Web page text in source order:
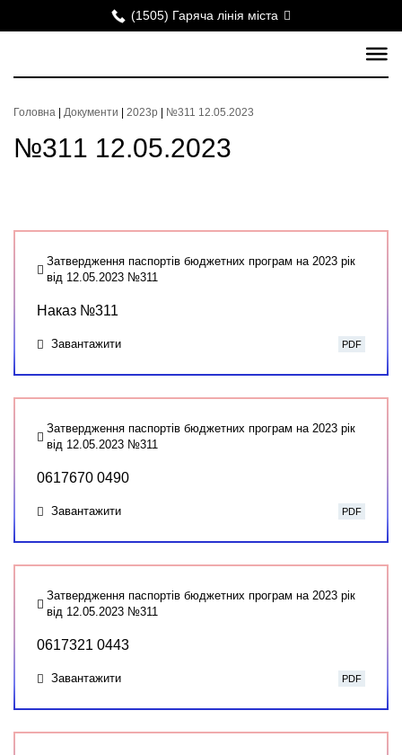
(1505) Гаряча лінія міста
Головна Документи 2023р №311 12.05.2023
№311 12.05.2023
Затвердження паспортів бюджетних програм на 2023 рік
від 12.05.2023 №311
Наказ №311
Завантажити PDF
Затвердження паспортів бюджетних програм на 2023 рік
від 12.05.2023 №311
0617670 0490
Завантажити PDF
Затвердження паспортів бюджетних програм на 2023 рік
від 12.05.2023 №311
0617321 0443
Завантажити PDF